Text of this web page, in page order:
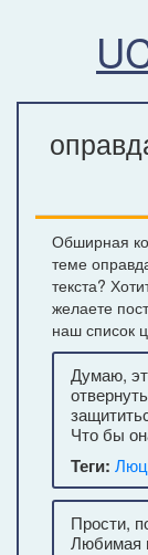
Обширная
теме
текста?
желаете
наш список
Думаю,
Что бы
Теги:
Прости,
Любимая